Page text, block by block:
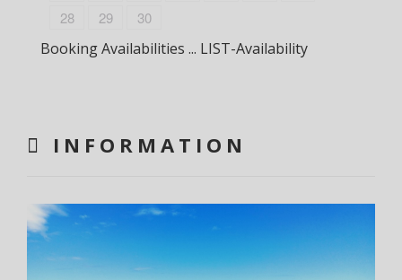
28
29 30
Booking Availabilities ... LIST-Availability
INFORMATION